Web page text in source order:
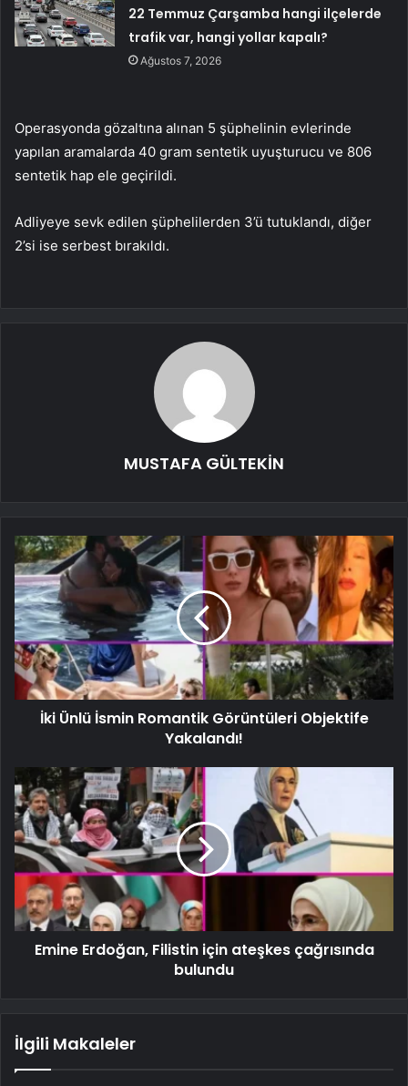
22 Temmuz Çarşamba hangi ilçelerde
trafik var, hangi yollar kapalı?
Ağustos 7, 2026
Operasyonda gözaltına alınan 5 şüphelinin evlerinde
yapılan aramalarda 40 gram sentetik uyuşturucu ve 806
sentetik hap ele geçirildi.
Adliyeye sevk edilen şüphelilerden 3’ü tutuklandı, diğer
2’si ise serbest bırakıldı.
MUSTAFA GÜLTEKİN
İki Ünlü İsmin Romantik Görüntüleri Objektife
Yakalandı!
Emine Erdoğan, Filistin için ateşkes çağrısında
bulundu
İlgili Makaleler